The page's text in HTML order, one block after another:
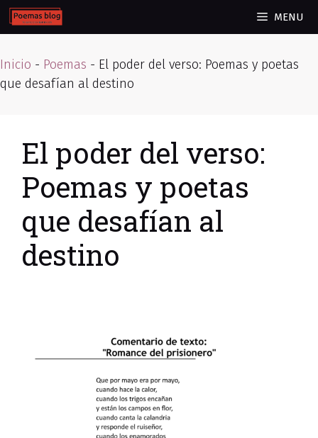
Skip
to
MENU
Inicio - Poemas - El poder del verso: Poemas y poetas
que desafían al destino
El poder del verso:
Poemas y poetas
que desafían al
destino